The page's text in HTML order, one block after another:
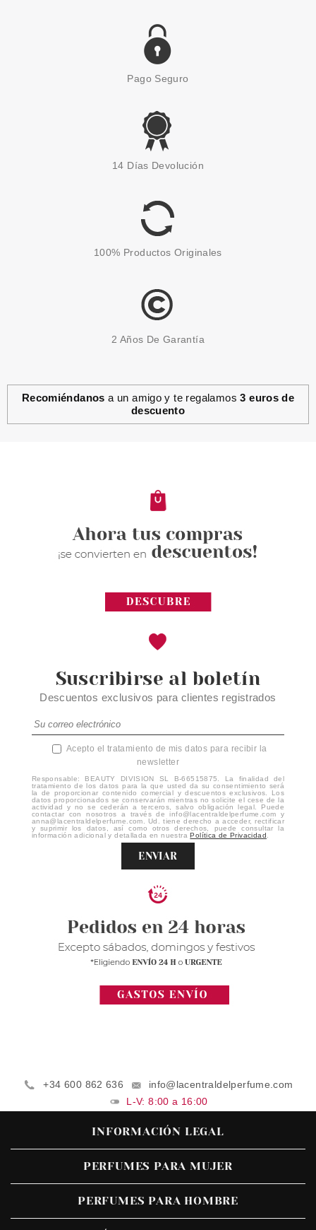
SALLY HANSEN
RAZZLEBERRY 500 11.8ML
1.35€
SALLY HANSEN
2.20€
Pago Seguro
14 Días Devolución
100% Productos Originales
2 Años De Garantía
Recomiéndanos a un amigo y te regalamos3 euros de
descuento
Suscribirse al boletín
Descuentos exclusivos para clientes registrados
Acepto el tratamiento de mis datos para recibir la
newsletter
Responsable: BEAUTY DIVISION SL B-66515875. La finalidad del
tratamiento de los datos para la que usted da su consentimiento será
la de proporcionar contenido comercial y descuentos exclusivos. Los
datos proporcionados se conservarán mientras no solicite el cese de la
actividad y no se cederán a terceros, salvo obligación legal. Puede
contactar con nosotros a través de info@lacentraldelperfume.com y
anna@lacentraldelperfume.com. Ud. tiene derecho a acceder, rectificar
y suprimir los datos, así como otros derechos, puede consultar la
información adicional y detallada en nuestraPolítica de Privacidad
ENVIAR
+34 600 862 636
info@lacentraldelperfume.com
L-V: 8:00 a 16:00
INFORMACIÓN LEGAL
PERFUMES PARA MUJER
PERFUMES PARA HOMBRE